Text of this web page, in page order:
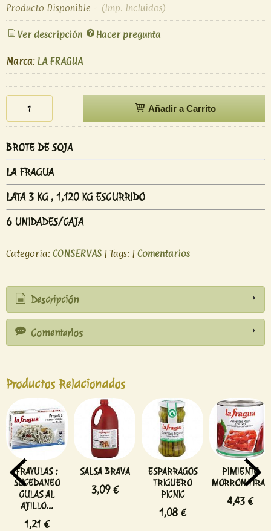
Producto Disponible - (Imp. Incluidos)
Ver descripción Hacer pregunta
Marca: LA FRAGUA
Añadir a Carrito
BROTE DE SOJA
LA FRAGUA
LATA 3 KG , 1,120 KG ESCURRIDO
6 UNIDADES/CAJA
Categoría: CONSERVAS | Tags: | Comentarios
Descripción
Comentarios
Productos Relacionados
FRAYULAS :
SUCEDANEO
GULAS AL
AJILLO...
1,21 €
SALSA BRAVA
3,09 €
ESPARRAGOS
TRIGUERO
PICNIC
1,08 €
PIMIENTO
MORRON TIRAS
4,43 €